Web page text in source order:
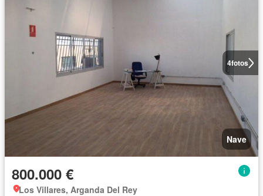
4fotos
Nave
800.000 €
Los Villares, Arganda Del Rey